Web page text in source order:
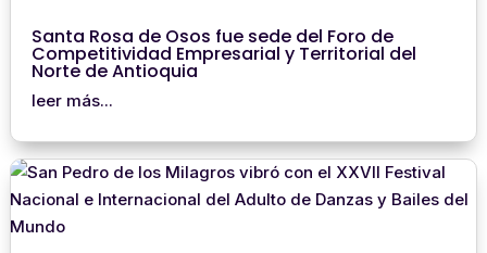
Santa Rosa de Osos fue sede del Foro de
Competitividad Empresarial y Territorial del
Norte de Antioquia
leer más...